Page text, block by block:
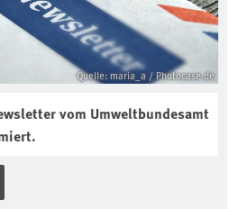
Quelle: maria_a / Photocase.de
vom Umweltbundesamt